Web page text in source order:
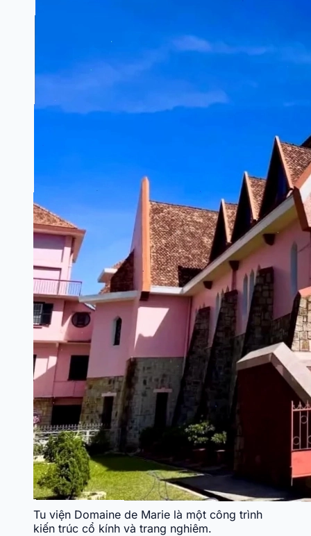
Tu viện Domaine de Marie là một công trình
kiến trúc cổ kính và trang nghiêm.